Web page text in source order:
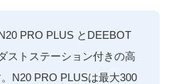
PRO PLUS とDEEBOT
ストステーション付きの高
N20 PRO PLUSは最大300